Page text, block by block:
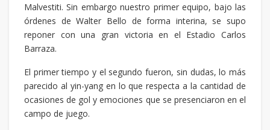
Malvestiti. Sin embargo nuestro primer equipo, bajo las
órdenes de Walter Bello de forma interina, se supo
reponer con una gran victoria en el Estadio Carlos
Barraza.
El primer tiempo y el segundo fueron, sin dudas, lo más
parecido al yin-yang en lo que respecta a la cantidad de
ocasiones de gol y emociones que se presenciaron en el
campo de juego.